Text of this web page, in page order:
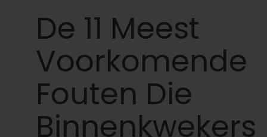
Druk op
Pheno jagen
De 11 Meest
Voorkomende
Fouten Die
Binnenkwekers